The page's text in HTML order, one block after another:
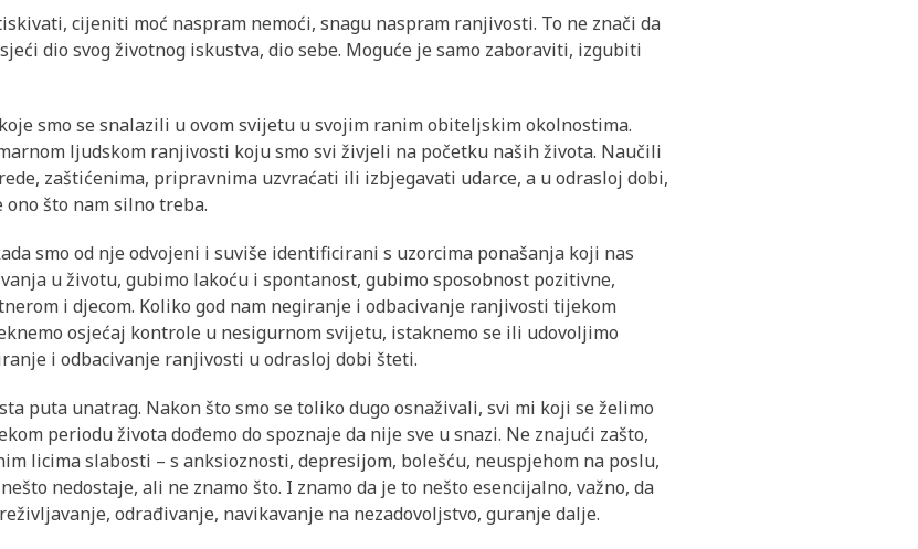
cijeniti moć naspram nemoći, snagu naspram ranjivosti. To ne znači da
dio svog životnog iskustva, dio sebe. Moguće je samo zaboraviti, izgubiti
smo se snalazili u ovom svijetu u svojim ranim obiteljskim okolnostima.
ljudskom ranjivosti koju smo svi živjeli na početku naših života. Naučili
zaštićenima, pripravnima uzvraćati ili izbjegavati udarce, a u odrasloj dobi,
što nam silno treba.
smo od nje odvojeni i suviše identificirani s uzorcima ponašanja koji nas
u životu, gubimo lakoću i spontanost, gubimo sposobnost pozitivne,
i djecom. Koliko god nam negiranje i odbacivanje ranjivosti tijekom
osjećaj kontrole u nesigurnom svijetu, istaknemo se ili udovoljimo
i odbacivanje ranjivosti u odrasloj dobi šteti.
puta unatrag. Nakon što smo se toliko dugo osnaživali, svi mi koji se želimo
periodu života dođemo do spoznaje da nije sve u snazi. Ne znajući zašto,
licima slabosti – s anksioznosti, depresijom, bolešću, neuspjehom na poslu,
nedostaje, ali ne znamo što. I znamo da je to nešto esencijalno, važno, da
odrađivanje, navikavanje na nezadovoljstvo, guranje dalje.